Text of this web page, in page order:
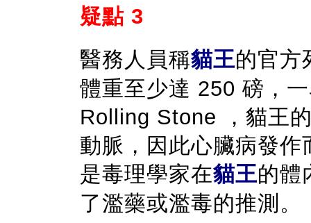
疑點 3
醫務人員稱貓王的官方
體重至少達 250 磅，
Rolling Stone ，貓王
動脈，因此心臟病發
是毒理學家在貓王的體
了濫藥或濫毒的推測。